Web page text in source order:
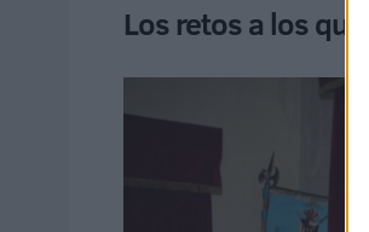
Los retos a los